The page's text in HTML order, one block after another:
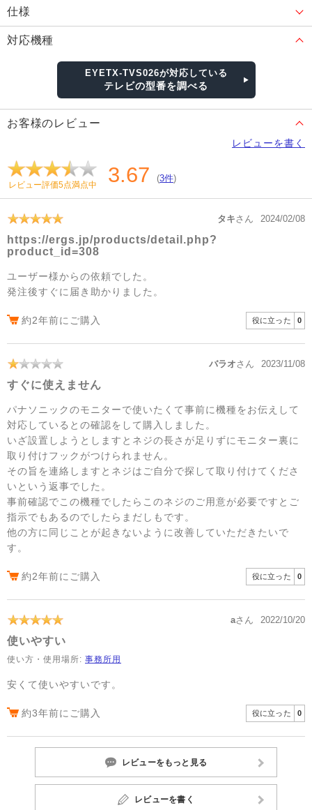
仕様
対応機種
EYETX-TVS026が対応している
テレビの型番を調べる
お客様のレビュー
レビューを書く
レビュー評価5点満点中 3.67 (3件)
タキさん 2024/02/08
https://ergs.jp/products/detail.php?
product_id=308
ユーザー様からの依頼でした。
発注後すぐに届き助かりました。
約2年前にご購入 役に立った 0
バラオさん 2023/11/08
すぐに使えません
パナソニックのモニターで使いたくて事前に機種をお伝えして
対応しているとの確認をして購入しました。
いざ設置しようとしますとネジの長さが足りずにモニター裏に
取り付けフックがつけられません。
その旨を連絡しますとネジはご自分で探して取り付けてくださ
いという返事でした。
事前確認でこの機種でしたらこのネジのご用意が必要ですとご
指示でもあるのでしたらまだしもです。
他の方に同じことが起きないように改善していただきたいで
す。
約2年前にご購入 役に立った 0
aさん 2022/10/20
使いやすい
使い方・使用場所: 事務所用
安くて使いやすいです。
約3年前にご購入 役に立った 0
レビューをもっと見る
レビューを書く